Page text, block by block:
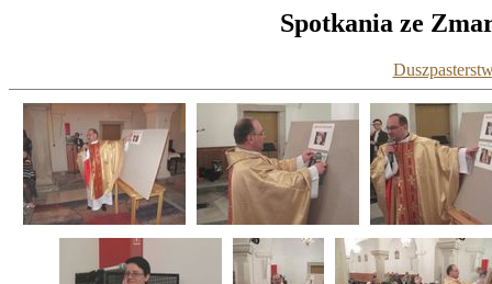
Spotkania ze